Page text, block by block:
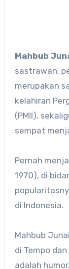
Mahbub
sastrawan,
merupakan
kelahiran
(PMII),
sempat
Pernah
1970), di
di Indonesia.
Mahbub
di Tempo
adalah